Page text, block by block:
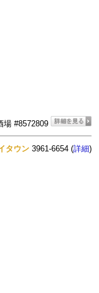
場 #8572809
タウン 3961-6654 (詳細)